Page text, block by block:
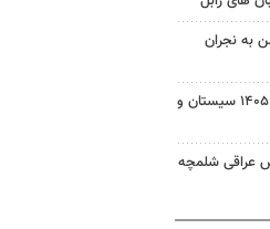
به نجران
بسته خبری شبانه ۱۵ مردادماه ۱۴۰۵ سیستان و
عراقی شلمچه